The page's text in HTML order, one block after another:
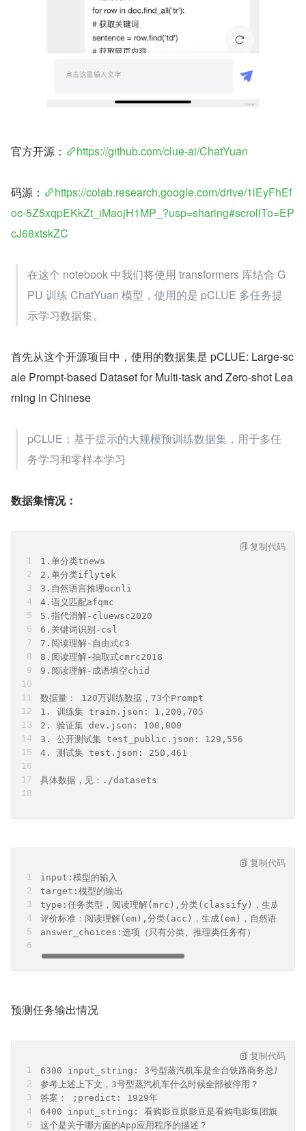
官方开源： https://github.com/clue-ai/ChatYuan
码源：
https://colab.research.google.com/drive/1lEyFhEf
oc-5Z5xqpEKkZt_iMaojH1MP_?usp=sharing#scrollTo=EP
cJ68xtskZC
在这个 notebook 中我们将使用 transformers 库结合 G
PU 训练 ChatYuan 模型，使用的是 pCLUE 多任务提
示学习数据集。
首先从这个开源项目中，使用的数据集是 pCLUE: Large-sc
ale Prompt-based Dataset for Multi-task and Zero-shot Lea
rning in Chinese
pCLUE：基于提示的大规模预训练数据集，用于多任
务学习和零样本学习
数据集情况：
1.单分类tnews
2.单分类iflytek
3.自然语言推理ocnli
4.语义匹配afqmc
5.指代消解-cluewsc2020
6.关键词识别-csl
7.阅读理解-自由式c3
8.阅读理解-抽取式cmrc2018
9.阅读理解-成语填空chid
数据量： 120万训练数据，73个Prompt
1. 训练集 train.json: 1,200,705
2. 验证集 dev.json: 100,000
3. 公开测试集 test_public.json: 129,556
4. 测试集 test.json: 250,461
具体数据，见：./datasets
复制代码
input:模型的输入
target:模型的输出
type:任务类型，阅读理解(mrc),分类(classify)，生成
评价标准：阅读理解(em),分类(acc)，生成(em)，自然语言推
answer_choices:选项（只有分类、推理类任务有）
复制代码
预测任务输出情况
6300 input_string: 3号型蒸汽机车是全台铁路商务总局购入的饱
参考上述上下文，3号型蒸汽机车什么时候全部被停用？
答案： ;predict: 1929年
6400 input_string: 看购影豆原影豆是看购电影集团旗下的一个集
这个是关于哪方面的App应用程序的描述？
复制代码